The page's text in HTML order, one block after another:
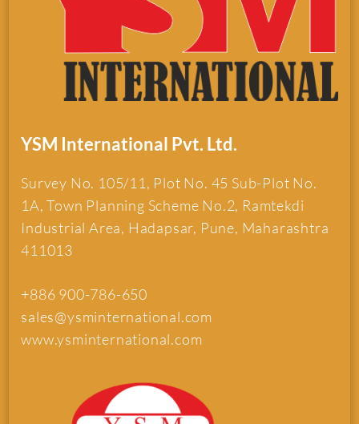
YSM International Pvt. Ltd.
Survey No. 105/11, Plot No. 45 Sub-Plot No.
1A, Town Planning Scheme No.2, Ramtekdi
Industrial Area, Hadapsar, Pune, Maharashtra
411013
+886 900-786-650
sales@ysminternational.com
www.ysminternational.com